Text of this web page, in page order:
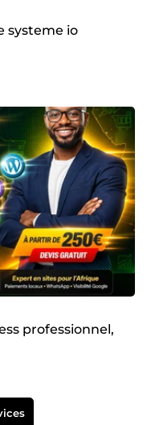
systeme io
professionnel,